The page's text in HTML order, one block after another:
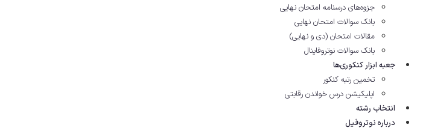
جزوه‌های درسنامه امتحان نهایی
بانک سوالات امتحان نهایی
مقالات امتحان (دی و نهایی)
بانک سوالات نوتروفاینال
جعبه ابزار کنکوری‌ها
تخمین رتبه کنکور
اپلیکیشن درس خواندن رقابتی
انتخاب رشته
درباره نوتروفیل